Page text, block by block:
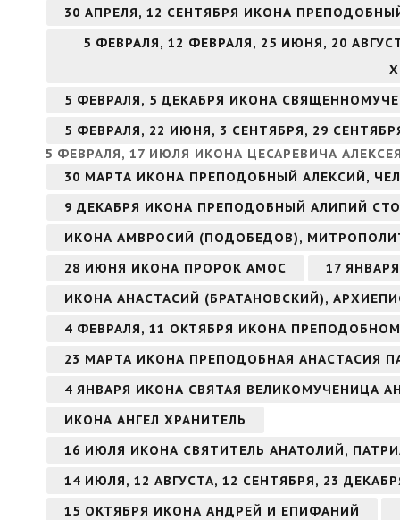
30 АПРЕЛЯ, 12 СЕНТЯБРЯ ИКОНА
5 ФЕВРАЛЯ, 12 ФЕВРАЛЯ, 25 ИЮНЯ, 20
5 ФЕВРАЛЯ, 5 ДЕКАБРЯ ИКОНА
5 ФЕВРАЛЯ, 22 ИЮНЯ, 3 СЕНТЯБРЯ, 29
5 ФЕВРАЛЯ, 17 ИЮЛЯ ИКОНА ЦЕСАРЕВИЧА
30 МАРТА ИКОНА ПРЕПОДОБНЫЙ АЛЕКСИЙ,
9 ДЕКАБРЯ ИКОНА ПРЕПОДОБНЫЙ АЛИПИЙ
ИКОНА АМВРОСИЙ (ПОДОБЕДОВ),
28 ИЮНЯ ИКОНА ПРОРОК АМОС
17
ИКОНА АНАСТАСИЙ (БРАТАНОВСКИЙ),
4 ФЕВРАЛЯ, 11 ОКТЯБРЯ ИКОНА
23 МАРТА ИКОНА ПРЕПОДОБНАЯ АНАСТАСИЯ
4 ЯНВАРЯ ИКОНА СВЯТАЯ ВЕЛИКОМУЧЕНИЦА
ИКОНА АНГЕЛ ХРАНИТЕЛЬ
16 ИЮЛЯ ИКОНА СВЯТИТЕЛЬ АНАТОЛИЙ,
14 ИЮЛЯ, 12 АВГУСТА, 12 СЕНТЯБРЯ, 23
15 ОКТЯБРЯ ИКОНА АНДРЕЙ И ЕПИФАНИЙ